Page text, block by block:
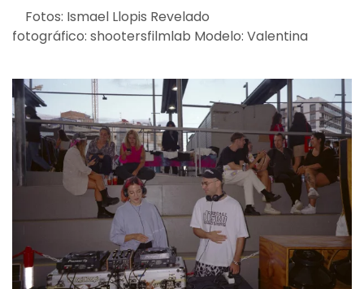
Fotos: Ismael Llopis Revelado
fotográfico: shootersfilmlab Modelo: Valentina